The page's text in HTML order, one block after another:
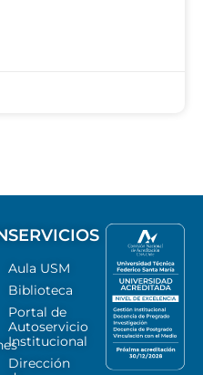
SERVICIOS
Aula USM
Biblioteca
Portal de
Autoservicio
Institucional
Dirección